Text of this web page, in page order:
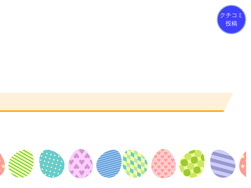
クチコミ
投稿